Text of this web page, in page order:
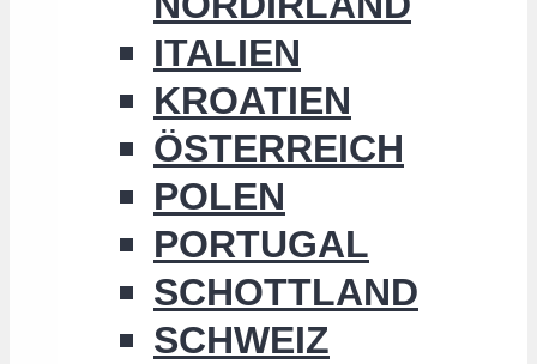
ITALIEN
KROATIEN
ÖSTERREICH
POLEN
PORTUGAL
SCHOTTLAND
SCHWEIZ